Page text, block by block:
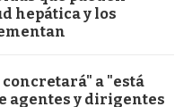
hepática y los
a "está
agentes y dirigentes